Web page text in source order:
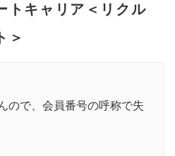
トキャリア＜リクル
＞
ので、会員番号の呼称で失